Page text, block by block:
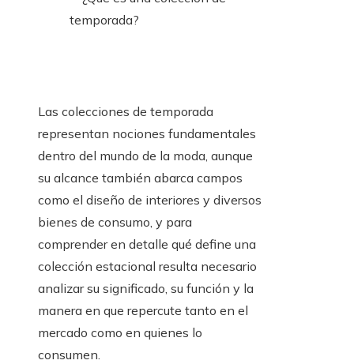
Las colecciones de temporada
representan nociones fundamentales
dentro del mundo de la moda, aunque
su alcance también abarca campos
como el diseño de interiores y diversos
bienes de consumo, y para
comprender en detalle qué define una
colección estacional resulta necesario
analizar su significado, su función y la
manera en que repercute tanto en el
mercado como en quienes lo
consumen.